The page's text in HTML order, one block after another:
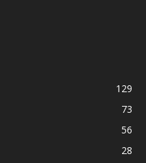
129
73
56
28